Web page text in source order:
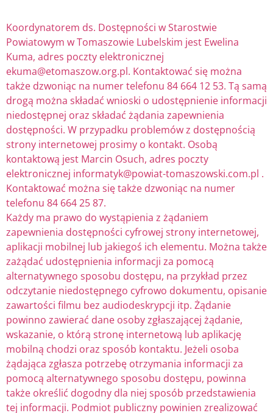
Koordynatorem ds. Dostępności w Starostwie
Powiatowym w Tomaszowie Lubelskim jest Ewelina
Kuma, adres poczty elektronicznej
ekuma@etomaszow.org.pl. Kontaktować się można
także dzwoniąc na numer telefonu 84 664 12 53. Tą samą
drogą można składać wnioski o udostępnienie informacji
niedostępnej oraz składać żądania zapewnienia
dostępności. W przypadku problemów z dostępnością
strony internetowej prosimy o kontakt. Osobą
kontaktową jest Marcin Osuch, adres poczty
elektronicznej informatyk@powiat-tomaszowski.com.pl .
Kontaktować można się także dzwoniąc na numer
telefonu 84 664 25 87.
Każdy ma prawo do wystąpienia z żądaniem
zapewnienia dostępności cyfrowej strony internetowej,
aplikacji mobilnej lub jakiegoś ich elementu. Można także
zażądać udostępnienia informacji za pomocą
alternatywnego sposobu dostępu, na przykład przez
odczytanie niedostępnego cyfrowo dokumentu, opisanie
zawartości filmu bez audiodeskrypcji itp. Żądanie
powinno zawierać dane osoby zgłaszającej żądanie,
wskazanie, o którą stronę internetową lub aplikację
mobilną chodzi oraz sposób kontaktu. Jeżeli osoba
żądająca zgłasza potrzebę otrzymania informacji za
pomocą alternatywnego sposobu dostępu, powinna
także określić dogodny dla niej sposób przedstawienia
tej informacji. Podmiot publiczny powinien zrealizować